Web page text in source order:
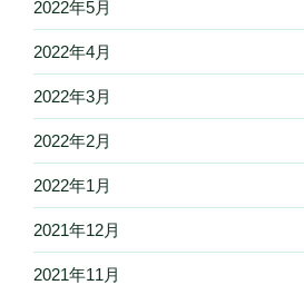
2022年5月
2022年4月
2022年3月
2022年2月
2022年1月
2021年12月
2021年11月